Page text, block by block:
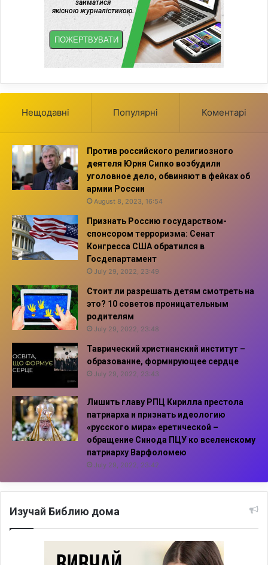
Нещодавні Популярні Коментарі
Против российского религиозного
деятеля Юрия Сипко возбудили
уголовное дело, обвиняют в фейках об
армии России
August 8, 2023, 16:54
Признать Россию государством-
спонсором терроризма: Сенат
Конгресса США обратился в
Госдепартамент
July 29, 2022, 23:49
Стоит ли разрешать детям смотреть на
это? 10 советов проницательным
родителям
July 29, 2022, 23:48
Таврический христианский институт –
образование, формирующее сердце
July 29, 2022, 23:43
Лишить главу РПЦ Кирилла престола
патриарха и признать идеологию
«русского мира» еретической –
обращение Синода ПЦУ ко вселенскому
патриарху Варфоломею
July 29, 2022, 23:42
Изучай Библию дома